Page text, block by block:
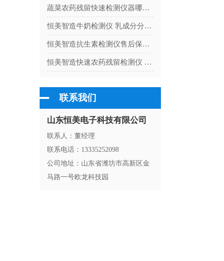
蔬菜农药残留快速检测仪器哪个准确
恒美智造牛奶检测仪 乳成分分析仪校准流程与计量检定指南
恒美智造抗生素检测仪售后保障体系详解：国内主流厂家280网点联保
恒美智造快速农药残留检测仪 农残试剂合规认证体系：从ISO到区块链存证的资质解读
联系我们
山东恒美电子科技有限公司
联系人：董经理
联系电话：13335252098
公司地址：山东省潍坊市高新区金
马路一号欧龙科技园